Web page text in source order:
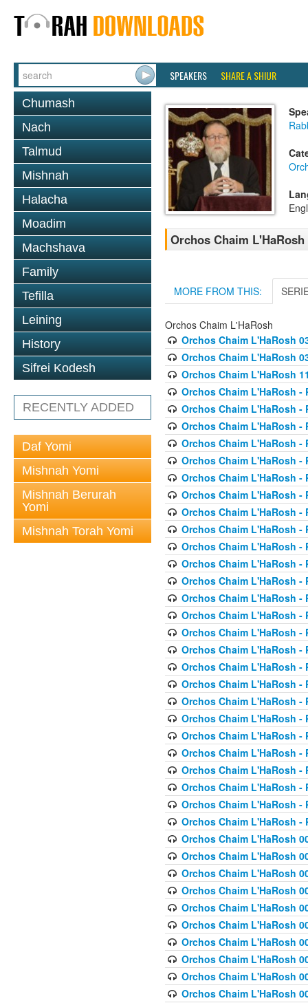
SPEAKERS SHARE A SHIUR
Chumash
Nach
Talmud
Mishnah
Halacha
Moadim
Machshava
Family
Tefilla
Leining
History
Sifrei Kodesh
RECENTLY ADDED
Daf Yomi
Mishnah Yomi
Mishnah Berurah
Yomi
Mishnah Torah Yomi
Orchos Chaim
MORE FROM THIS:
Orchos Chaim L'HaRosh
Orchos Chaim L'HaRosh
Orchos Chaim L'HaRosh
Orchos Chaim L'HaRosh
Orchos Chaim L'HaRosh -
Orchos Chaim L'HaRosh -
Orchos Chaim L'HaRosh -
Orchos Chaim L'HaRosh -
Orchos Chaim L'HaRosh -
Orchos Chaim L'HaRosh -
Orchos Chaim L'HaRosh -
Orchos Chaim L'HaRosh -
Orchos Chaim L'HaRosh -
Orchos Chaim L'HaRosh -
Orchos Chaim L'HaRosh -
Orchos Chaim L'HaRosh -
Orchos Chaim L'HaRosh -
Orchos Chaim L'HaRosh -
Orchos Chaim L'HaRosh -
Orchos Chaim L'HaRosh -
Orchos Chaim L'HaRosh -
Orchos Chaim L'HaRosh -
Orchos Chaim L'HaRosh -
Orchos Chaim L'HaRosh -
Orchos Chaim L'HaRosh -
Orchos Chaim L'HaRosh -
Orchos Chaim L'HaRosh -
Orchos Chaim L'HaRosh -
Orchos Chaim L'HaRosh -
Orchos Chaim L'HaRosh -
Orchos Chaim L'HaRosh
Orchos Chaim L'HaRosh
Orchos Chaim L'HaRosh
Orchos Chaim L'HaRosh
Orchos Chaim L'HaRosh
Orchos Chaim L'HaRosh
Orchos Chaim L'HaRosh
Orchos Chaim L'HaRosh
Orchos Chaim L'HaRosh
Orchos Chaim L'HaRosh